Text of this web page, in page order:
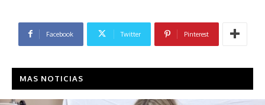
Facebook Twitter Pinterest
MAS NOTICIAS